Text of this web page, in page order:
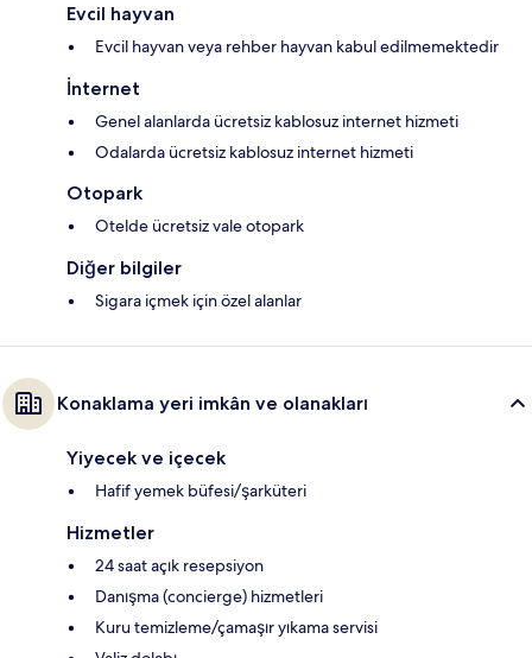
Evcil hayvan
Evcil hayvan veya rehber hayvan kabul edilmemektedir
İnternet
Genel alanlarda ücretsiz kablosuz internet hizmeti
Odalarda ücretsiz kablosuz internet hizmeti
Otopark
Otelde ücretsiz vale otopark
Diğer bilgiler
Sigara içmek için özel alanlar
Konaklama yeri imkân ve olanakları
Yiyecek ve içecek
Hafif yemek büfesi/şarküteri
Hizmetler
24 saat açık resepsiyon
Danışma (concierge) hizmetleri
Kuru temizleme/çamaşır yıkama servisi